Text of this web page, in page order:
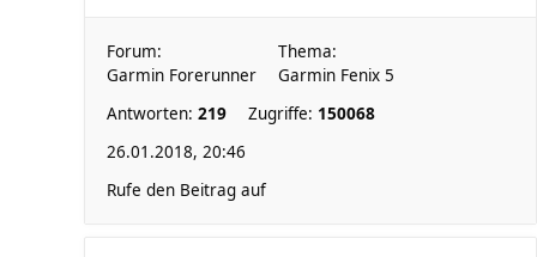
Forum:
Garmin Forerunner
Thema:
Garmin Fenix 5
Antworten: 219 Zugriffe: 150068
26.01.2018, 20:46
Rufe den Beitrag auf